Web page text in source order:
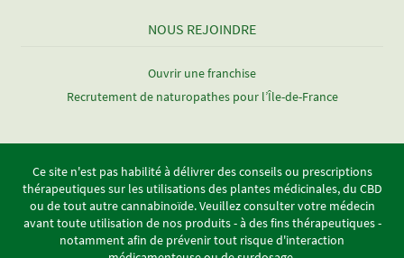
NOUS REJOINDRE
Ouvrir une franchise
Recrutement de naturopathes pour l’Île-de-France
Ce site n'est pas habilité à délivrer des conseils ou prescriptions
thérapeutiques sur les utilisations des plantes médicinales, du CBD
ou de tout autre cannabinoïde. Veuillez consulter votre médecin
avant toute utilisation de nos produits - à des fins thérapeutiques -
notamment afin de prévenir tout risque d'interaction